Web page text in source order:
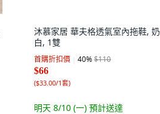
沐慕家居 華夫格透氣室內拖鞋, 奶
白, 1雙
首購折扣價 40%$110
$66
($33.00/1套)
明天 8/10 (一) 預計送達